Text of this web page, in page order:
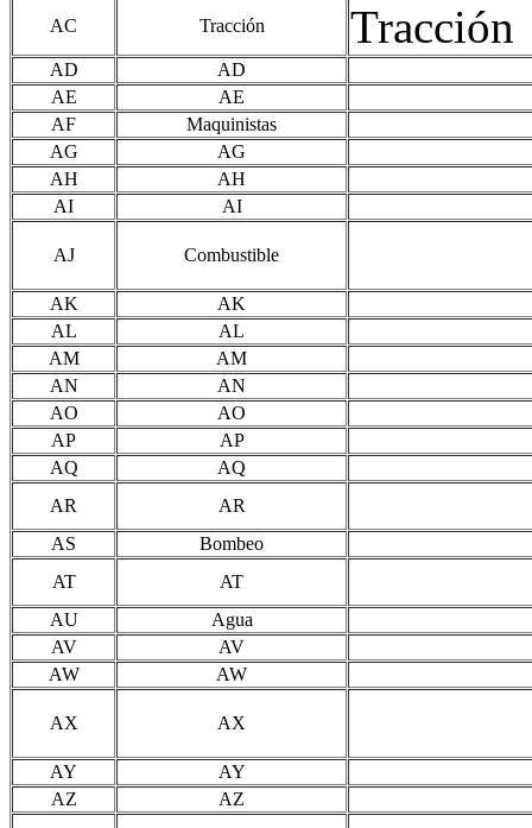
AC Tracción Tracción
AD
AD
AE
AE
AF
Maquinistas
AG
AG
AH
AH
AI
AI
AJ Combustible
AK
AK
AL
AL
AM
AM
AN
AN
AO
AO
AP
AP
AQ
AQ
AR
AR
AS
Bombeo
AT
AT
AU
Agua
AV
AV
AW
AW
AX AX
AY
AY
AZ
AZ